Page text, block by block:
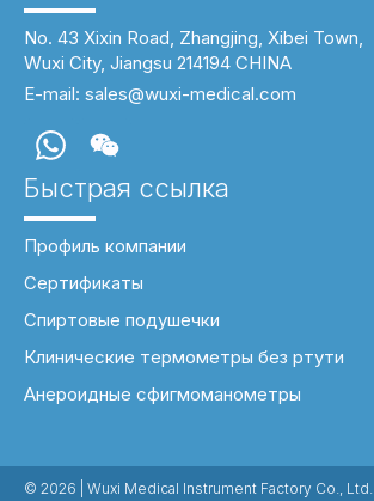
No. 43 Xixin Road, Zhangjing, Xibei Town,
Wuxi City, Jiangsu 214194 CHINA
E-mail: sales@wuxi-medical.com
Быстрая ссылка
Профиль компании
Сертификаты
Спиртовые подушечки
Клинические термометры без ртути
Анероидные сфигмоманометры
© 2026 | Wuxi Medical Instrument Factory Co., Ltd.